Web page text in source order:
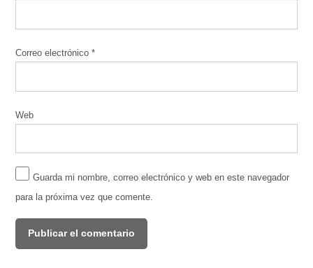
Correo electrónico*
Web
Guarda mi nombre, correo electrónico y web en este navegador
para la próxima vez que comente.